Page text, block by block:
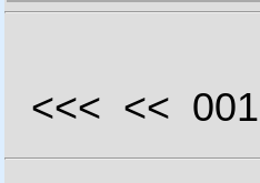
<<< << 001